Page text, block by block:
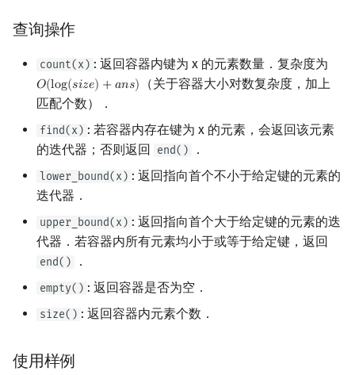
查询操作
count(x) : 返回容器内键为 x 的元素数量．复杂度为
𝑂(log(𝑠𝑖𝑧𝑒) +𝑎𝑛𝑠)
O(log(size)+ ans)
（关于容器大小对数复杂度，加上
匹配个数）．
find(x) : 若容器内存在键为 x 的元素，会返回该元素
的迭代器；否则返回
end() ．
lower_bound(x) : 返回指向首个不小于给定键的元素的
迭代器．
upper_bound(x) : 返回指向首个大于给定键的元素的迭
代器．若容器内所有元素均小于或等于给定键，返回
end() ．
empty() : 返回容器是否为空．
size() : 返回容器内元素个数．
使用样例